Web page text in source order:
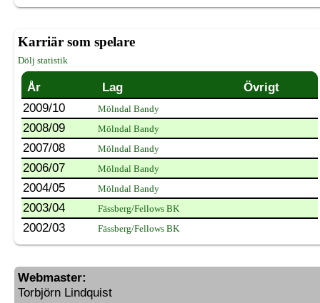
Karriär som spelare
Dölj statistik
År Lag
Övrigt
2009/10
Mölndal Bandy
2008/09 Mölndal Bandy
2007/08 Mölndal Bandy
2006/07 Mölndal Bandy
2004/05 Mölndal Bandy
2003/04 Fässberg/Fellows BK
2002/03 Fässberg/Fellows BK
Webmaster:
Torbjörn Lindquist